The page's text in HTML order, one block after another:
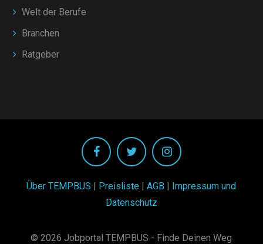
Welt der Berufe
Branchen
Ratgeber
Über TEMPBUS | Preisliste |AGB | Impressum und
Datenschutz
© 2026 Jobportal TEMPBUS - Finde Deinen Weg